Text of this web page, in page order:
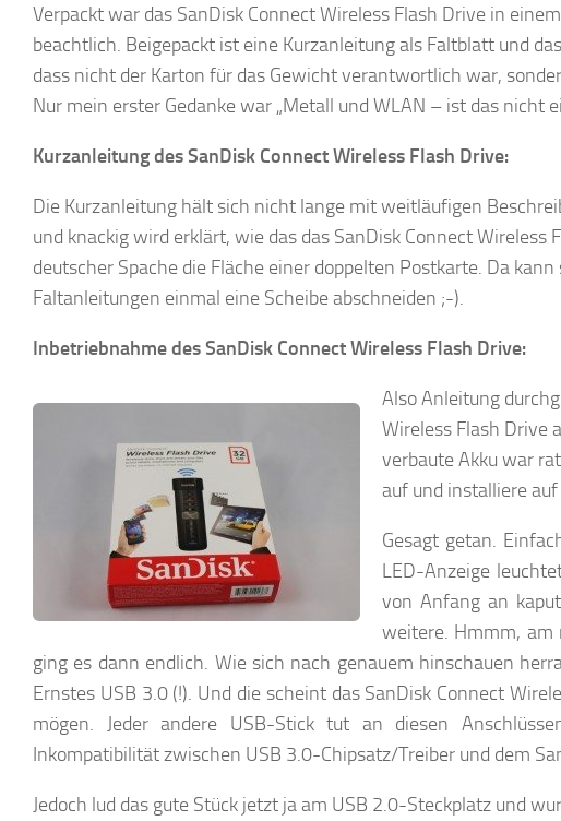
Verpackt war das SanDisk Connect Wireless Flash Drive in
beachtlich. Beigepackt ist eine Kurzanleitung als Faltblatt und
dass nicht der Karton für das Gewicht verantwortlich war,
Nur mein erster Gedanke war „Metall und WLAN – ist das nicht
Kurzanleitung des SanDisk Connect Wireless Flash Drive:
Die Kurzanleitung hält sich nicht lange mit weitläufigen
und knackig wird erklärt, wie das das SanDisk Connect
deutscher Spache die Fläche einer doppelten Postkarte. Da
Faltanleitungen einmal eine Scheibe abschneiden ;-).
Inbetriebnahme des SanDisk Connect Wireless Flash Drive:
Also Anleitung
Wireless Flash Drive
verbaute Akku war
auf und installiere
Gesagt getan.
LED-Anzeige
von Anfang an
weitere. Hmmm, am
ging es dann endlich. Wie sich nach genauem hinschauen
Ernstes USB 3.0 (!). Und die scheint das SanDisk Connect
mögen. Jeder andere USB-Stick tut an diesen
Inkompatibilität zwischen USB 3.0-Chipsatz/Treiber und dem
Jedoch lud das gute Stück jetzt ja am USB 2.0-Steckplatz und